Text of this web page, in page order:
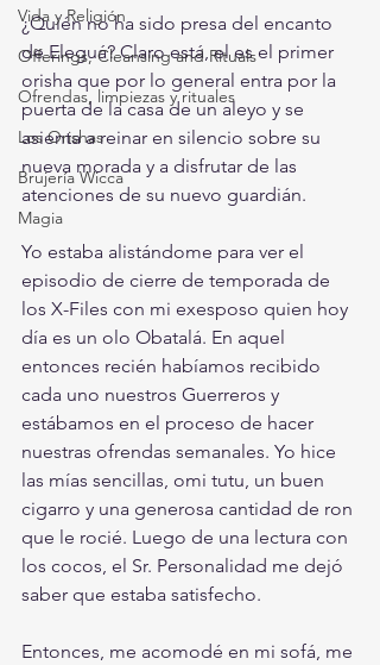
Vida y Religión
Offerings, Cleansing and Rituals
Ofrendas, limpiezas y rituales
Los Orishas
Brujería Wicca
Magia
¿Quién no ha sido presa del encanto
de Eleguá? Claro está, el es el primer
orisha que por lo general entra por la
puerta de la casa de un aleyo y se
asienta a reinar en silencio sobre su
nueva morada y a disfrutar de las
atenciones de su nuevo guardián.
Yo estaba alistándome para ver el
episodio de cierre de temporada de
los X-Files con mi exesposo quien hoy
día es un olo Obatalá. En aquel
entonces recién habíamos recibido
cada uno nuestros Guerreros y
estábamos en el proceso de hacer
nuestras ofrendas semanales. Yo hice
las mías sencillas, omi tutu, un buen
cigarro y una generosa cantidad de ron
que le rocié. Luego de una lectura con
los cocos, el Sr. Personalidad me dejó
saber que estaba satisfecho.
Entonces, me acomodé en mi sofá, me